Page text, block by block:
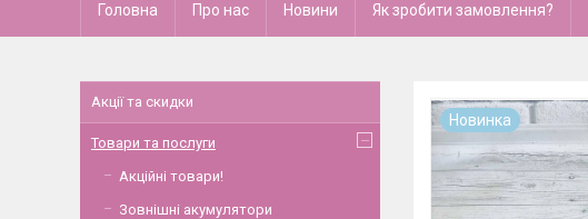
Головна Про нас Новини Як зробити замовлення?
Новинка
Акції та скидки
Товари та послуги
Акційні товари!
Зовнішні акумулятори